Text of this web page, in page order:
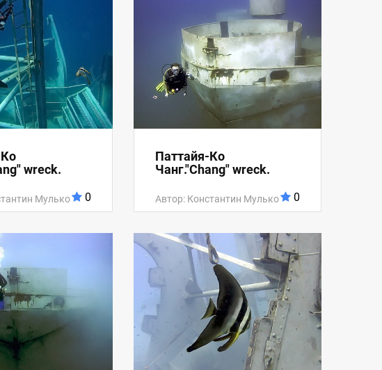
wreck.
Мулько 0
Паттайя-Ко
Чанг."Chang" wreck.
Автор: Константин Мулько 0